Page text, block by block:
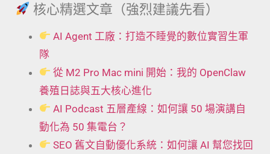
核心精選文章（強烈建議先看）
AI Agent 工廠：打造不睡覺的數位實習生軍
隊
從 M2 Pro Mac mini 開始：我的 OpenClaw
養殖日誌與五大核心進化
AI Podcast 五層產線：如何讓 50 場演講自
動化為 50 集電台？
SEO 舊文自動優化系統：如何讓 AI 幫您找回